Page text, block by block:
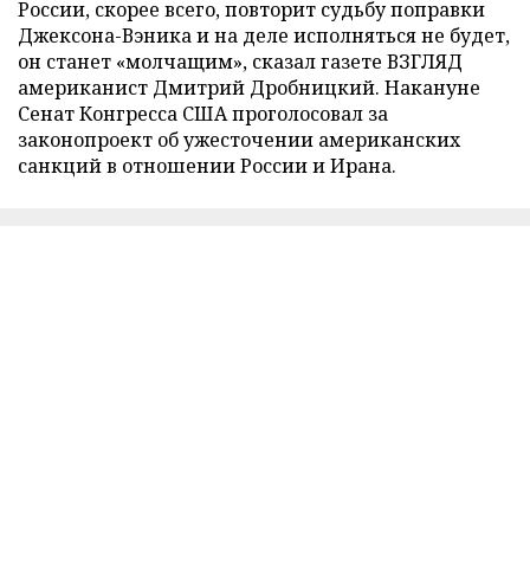
России, скорее всего, повторит судьбу поправки
Джексона-Вэника и на деле исполняться не будет,
он станет «молчащим», сказал газете ВЗГЛЯД
американист Дмитрий Дробницкий. Накануне
Сенат Конгресса США проголосовал за
законопроект об ужесточении американских
санкций в отношении России и Ирана.